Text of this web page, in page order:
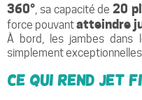
360°, sa capacité de20
force pouvantatteindre
À bord, les jambes dans
simplement
Ce qui rend Jet